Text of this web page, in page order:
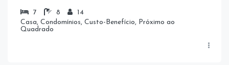
7 8
14
Casa, Condomínios, Custo-Benefício, Próximo ao
Quadrado